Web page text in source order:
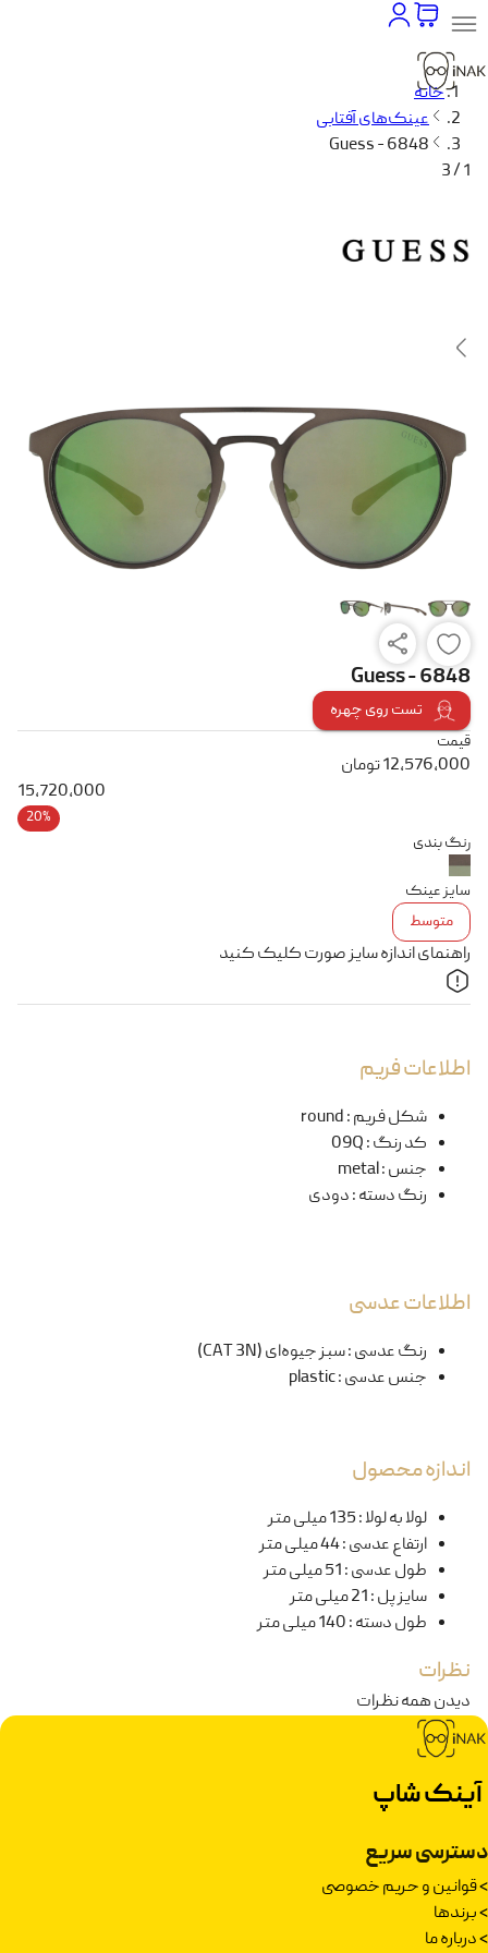
خانه
عینک‌های آفتابی
Guess - 6848
1 / 3
Guess - 6848
تست روی چهره
قیمت
12,576,000تومان
15,720,000
20%
رنگ بندی
سایز عینک
متوسط
راهنمای اندازه سایز صورت کلیک کنید
اطلاعات فریم
شکل فریم:
round
کد رنگ:
09Q
جنس:
metal
رنگ دسته:دودی
اطلاعات عدسی
رنگ عدسی:سبز جیوه‌ای (CAT 3N)
جنس عدسی:
plastic
اندازه محصول
لولا به لولا:135 میلی متر
ارتفاع عدسی:44 میلی متر
طول عدسی:51 میلی متر
سایز پل:21 میلی متر
طول دسته:140 میلی متر
نظرات
دیدن همه نظرات
آینک شاپ
دسترسی سریع
>قوانین و حریم خصوصی
>برندها
>درباره ما